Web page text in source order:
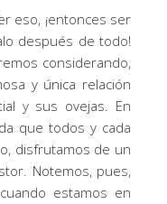
eso, ¡entonces ser
después de todo!
considerando,
y única relación
y sus ovejas. En
que todos y cada
disfrutamos de un
Notemos, pues,
estamos en